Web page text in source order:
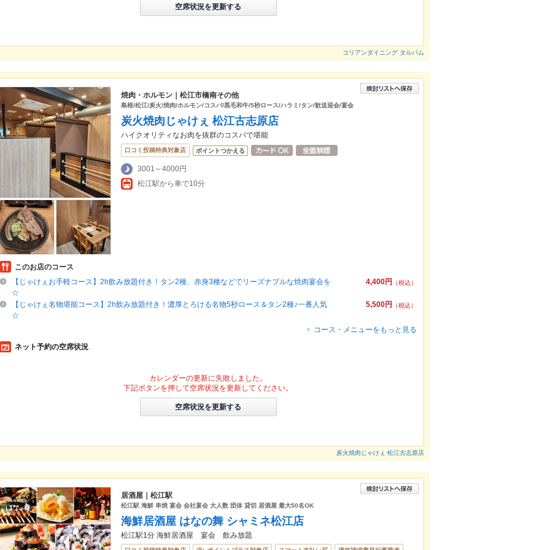
空席状況を更新する
コリアンダイニング タルパム
焼肉・ホルモン｜松江市橋南その他
島根/松江/炭火/焼肉/ホルモン/コスパ/黒毛和牛/5秒ロース/ハラミ/タン/歓送迎会/宴会
炭火焼肉じゃけぇ 松江古志原店
ハイクオリティなお肉を抜群のコスパで堪能
口コミ投稿特典対象店 ポイントつかえる
3001～4000円
松江駅から車で10分
このお店のコース
4,400円
（税込）
【じゃけぇお手軽コース】2h飲み放題付き！タン2種、赤身3種などでリーズナブルな焼肉宴会を
☆
5,500円
（税込）
【じゃけぇ名物堪能コース】2h飲み放題付き！濃厚とろける名物5秒ロース＆タン2種♪一番人気
☆
コース・メニューをもっと見る
ネット予約の空席状況
カレンダーの更新に失敗しました。
下記ボタンを押して空席状況を更新してください。
空席状況を更新する
炭火焼肉じゃけぇ 松江古志原店
居酒屋｜松江駅
松江駅 海鮮 串焼 宴会 会社宴会 大人数 団体 貸切 居酒屋 最大50名OK
海鮮居酒屋 はなの舞 シャミネ松江店
松江駅1分 海鮮居酒屋 宴会 飲み放題